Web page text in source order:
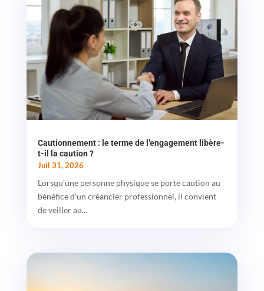
Cautionnement : le terme de l’engagement libère-
t-il la caution ?
Juil 31, 2026
Lorsqu’une personne physique se porte caution au
bénéfice d’un créancier professionnel, il convient
de veiller au...